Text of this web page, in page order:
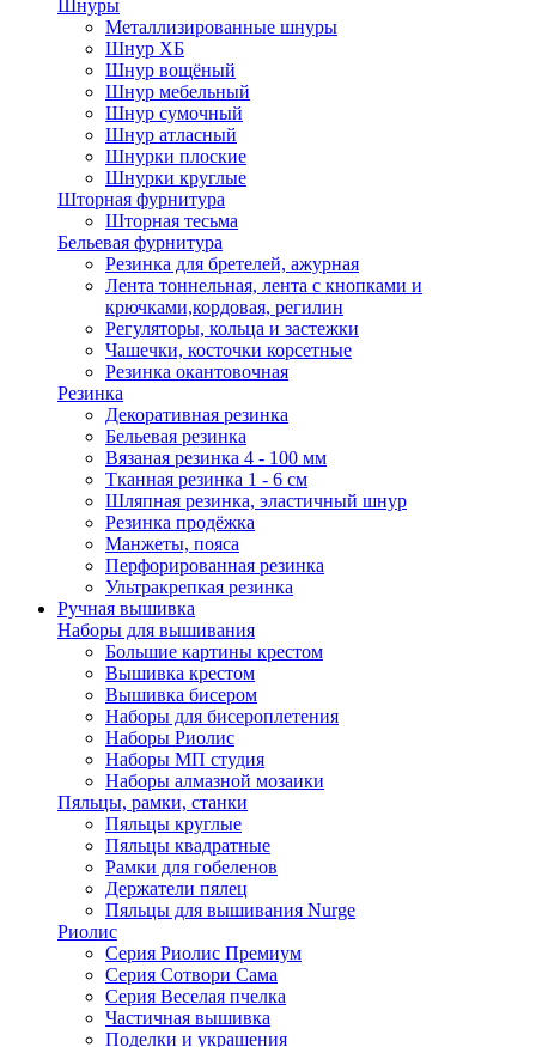
Шнуры
Металлизированные шнуры
Шнур ХБ
Шнур вощёный
Шнур мебельный
Шнур сумочный
Шнур атласный
Шнурки плоские
Шнурки круглые
Шторная фурнитура
Шторная тесьма
Бельевая фурнитура
Резинка для бретелей, ажурная
Лента тоннельная, лента с кнопками и
крючками,кордовая, регилин
Регуляторы, кольца и застежки
Чашечки, косточки корсетные
Резинка окантовочная
Резинка
Декоративная резинка
Бельевая резинка
Вязаная резинка 4 - 100 мм
Тканная резинка 1 - 6 см
Шляпная резинка, эластичный шнур
Резинка продёжка
Манжеты, пояса
Перфорированная резинка
Ультракрепкая резинка
Ручная вышивка
Наборы для вышивания
Большие картины крестом
Вышивка крестом
Вышивка бисером
Наборы для бисероплетения
Наборы Риолис
Наборы МП студия
Наборы алмазной мозаики
Пяльцы, рамки, станки
Пяльцы круглые
Пяльцы квадратные
Рамки для гобеленов
Держатели пялец
Пяльцы для вышивания Nurge
Риолис
Серия Риолис Премиум
Серия Сотвори Сама
Серия Веселая пчелка
Частичная вышивка
Поделки и украшения